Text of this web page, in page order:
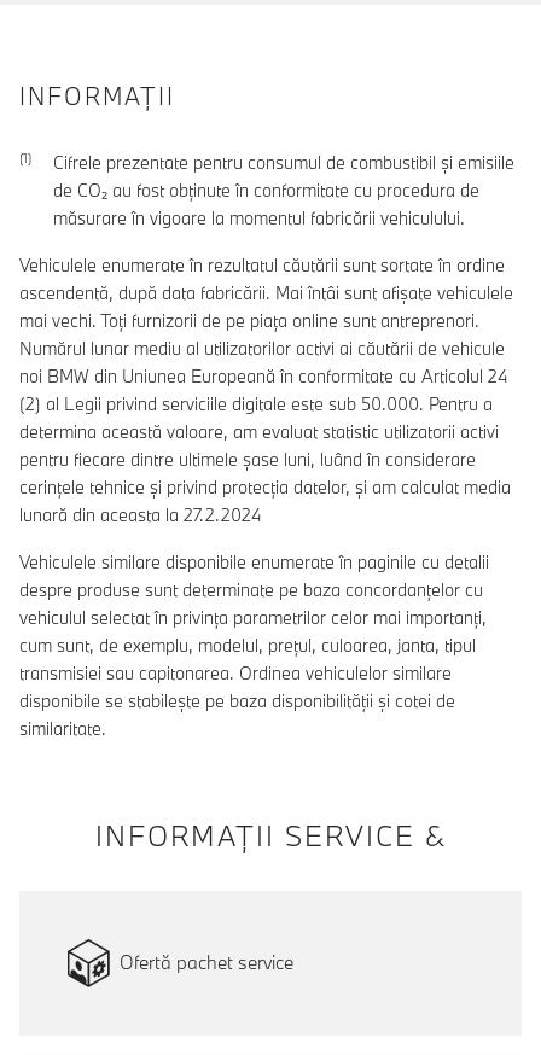
INFORMAŢII
Cifrele prezentate pentru consumul de combustibil şi emisiile
de CO₂ au fost obţinute în conformitate cu procedura de
măsurare în vigoare la momentul fabricării vehiculului.
Vehiculele enumerate în rezultatul căutării sunt sortate în ordine
ascendentă, după data fabricării. Mai întâi sunt afișate vehiculele
mai vechi. Toți furnizorii de pe piața online sunt antreprenori.
Numărul lunar mediu al utilizatorilor activi ai căutării de vehicule
noi BMW din Uniunea Europeană în conformitate cu Articolul 24
(2) al Legii privind serviciile digitale este sub 50.000. Pentru a
determina această valoare, am evaluat statistic utilizatorii activi
pentru fiecare dintre ultimele șase luni, luând în considerare
cerințele tehnice și privind protecția datelor, și am calculat media
lunară din aceasta la 27.2.2024
Vehiculele similare disponibile enumerate în paginile cu detalii
despre produse sunt determinate pe baza concordanțelor cu
vehiculul selectat în privința parametrilor celor mai importanți,
cum sunt, de exemplu, modelul, prețul, culoarea, janta, tipul
transmisiei sau capitonarea. Ordinea vehiculelor similare
disponibile se stabilește pe baza disponibilității și cotei de
similaritate.
INFORMAŢII SERVICE &
Ofertă pachet service